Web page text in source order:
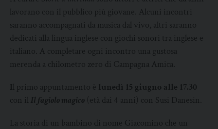
lavorano con il pubblico più giovane. Alcuni incontri
saranno accompagnati da musica dal vivo, altri saranno
dedicati alla lingua inglese con giochi sonori tra inglese e
italiano. A completare ogni incontro una gustosa
merenda a chilometro zero di Campagna Amica.
Il primo appuntamento è lunedì 15 giugno alle 17.30
con il Il fagiolo magico (età dai 4 anni) con Susi Danesin.
La storia di un bambino di nome Giacomino che un